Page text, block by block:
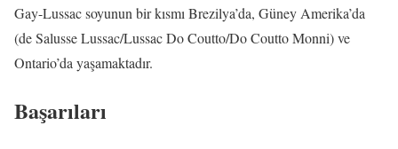
Gay-Lussac soyunun bir kısmı Brezilya’da, Güney Amerika’da
(de Salusse Lussac/Lussac Do Coutto/Do Coutto Monni) ve
Ontario’da yaşamaktadır.
Başarıları